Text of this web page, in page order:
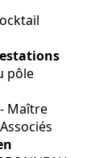
pôle
- Maître